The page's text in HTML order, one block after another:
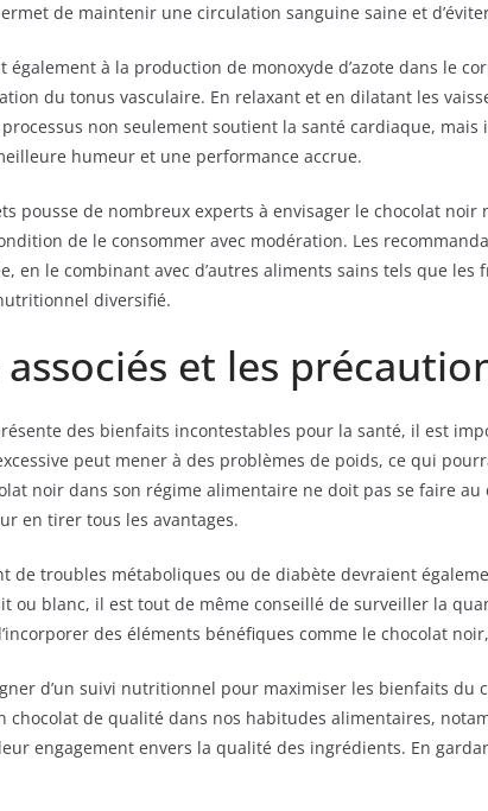
de maintenir une circulation sanguine saine et
également à la production de monoxyde d’azote dans le
du tonus vasculaire. En relaxant et en dilatant les
processus non seulement soutient la santé cardiaque,
humeur et une performance accrue.
pousse de nombreux experts à envisager le chocolat
de le consommer avec modération. Les
en le combinant avec d’autres aliments sains tels que
diversifié.
associés et les
des bienfaits incontestables pour la santé, il est
peut mener à des problèmes de poids, ce qui
noir dans son régime alimentaire ne doit pas se faire
en tirer tous les avantages.
de troubles métaboliques ou de diabète devraient
ou blanc, il est tout de même conseillé de surveiller la
des éléments bénéfiques comme le chocolat
d’un suivi nutritionnel pour maximiser les bienfaits
chocolat de qualité dans nos habitudes alimentaires,
engagement envers la qualité des ingrédients. En